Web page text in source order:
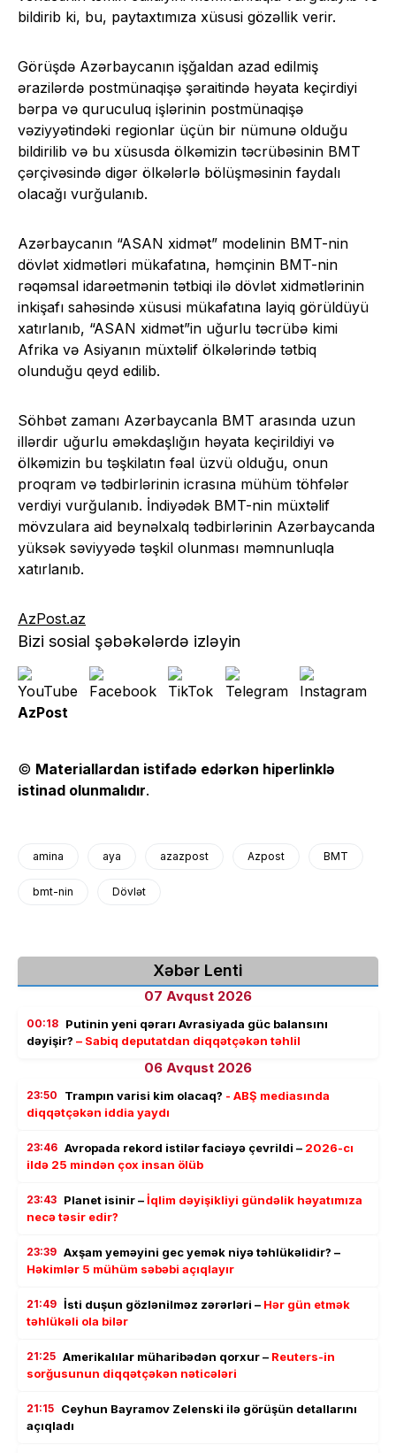
bildirib ki, bu, paytaxtımıza xüsusi gözəllik verir.
Görüşdə Azərbaycanın işğaldan azad edilmiş
ərazilərdə postmünaqişə şəraitində həyata keçirdiyi
bərpa və quruculuq işlərinin postmünaqişə
vəziyyətindəki regionlar üçün bir nümunə olduğu
bildirilib və bu xüsusda ölkəmizin təcrübəsinin BMT
çərçivəsində digər ölkələrlə bölüşməsinin faydalı
olacağı vurğulanıb.
Azərbaycanın “ASAN xidmət” modelinin BMT-nin
dövlət xidmətləri mükafatına, həmçinin BMT-nin
rəqəmsal idarəetmənin tətbiqi ilə dövlət xidmətlərinin
inkişafı sahəsində xüsusi mükafatına layiq görüldüyü
xatırlanıb, “ASAN xidmət”in uğurlu təcrübə kimi
Afrika və Asiyanın müxtəlif ölkələrində tətbiq
olunduğu qeyd edilib.
Söhbət zamanı Azərbaycanla BMT arasında uzun
illərdir uğurlu əməkdaşlığın həyata keçirildiyi və
ölkəmizin bu təşkilatın fəal üzvü olduğu, onun
proqram və tədbirlərinin icrasına mühüm töhfələr
verdiyi vurğulanıb. İndiyədək BMT-nin müxtəlif
mövzulara aid beynəlxalq tədbirlərinin Azərbaycanda
yüksək səviyyədə təşkil olunması məmnunluqla
xatırlanıb.
AzPost.az
Bizi sosial şəbəkələrdə izləyin
AzPost
© Materiallardan istifadə edərkən hiperlinklə
istinad olunmalıdır.
amina aya azazpost Azpost BMT
bmt-nin Dövlət
Xəbər Lenti
07 Avqust 2026
00:18 Putinin yeni qərarı Avrasiyada güc balansını
dəyişir? – Sabiq deputatdan diqqətçəkən təhlil
06 Avqust 2026
23:50 Trampın varisi kim olacaq? - ABŞ mediasında
diqqətçəkən iddia yaydı
23:46 Avropada rekord istilər faciəyə çevrildi – 2026-cı
ildə 25 mindən çox insan ölüb
23:43 Planet isinir –İqlim dəyişikliyi gündəlik həyatımıza
necə təsir edir?
23:39 Axşam yeməyini gec yemək niyə təhlükəlidir? –
Həkimlər 5 mühüm səbəbi açıqlayır
21:49 İsti duşun gözlənilməz zərərləri – Hər gün etmək
təhlükəli ola bilər
21:25 Amerikalılar müharibədən qorxur – Reuters-in
sorğusunun diqqətçəkən nəticələri
21:15 Ceyhun Bayramov Zelenski ilə görüşün detallarını
açıqladı